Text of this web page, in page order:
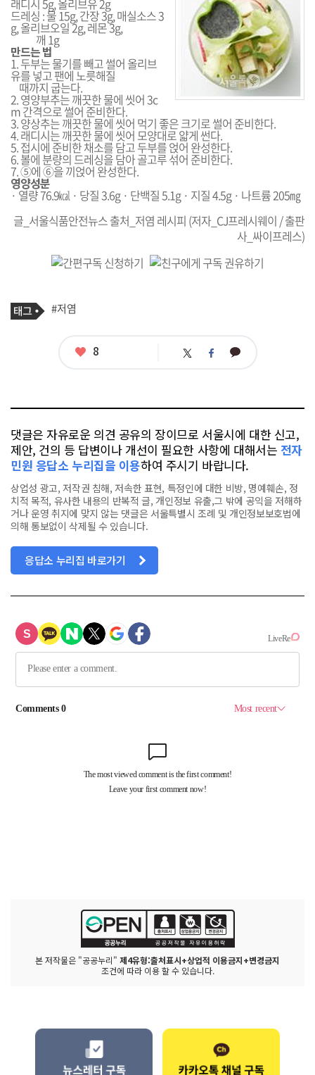
래디시 5g, 올리브유 2g
드레싱 : 물 15g, 간장 3g, 매실소스 3
g, 올리브오일 2g, 레몬 3g,
깨 1g
만드는 법
1. 두부는 물기를 빼고 썰어 올리브
유를 넣고 팬에 노릇해질
때까지 굽는다.
2. 영양부추는 깨끗한 물에 씻어 3c
m 간격으로 썰어 준비한다.
3. 양상추는 깨끗한 물에 씻어 먹기 좋은 크기로 썰어 준비한다.
4. 래디시는 깨끗한 물에 씻어 모양대로 얇게 썬다.
5. 접시에 준비한 채소를 담고 두부를 얹어 완성한다.
6. 볼에 분량의 드레싱을 담아 골고루 섞어 준비한다.
7. ⑤에 ⑥을 끼얹어 완성한다.
영양성분
· 열량 76.9㎉ · 당질 3.6g · 단백질 5.1g · 지질 4.5g · 나트륨 205㎎
글_서울식품안전뉴스 출처_저염 레시피 (저자_CJ프레시웨이 / 출판
사_싸이프레스)
기
사
태
그
#저염
좋
8 트 페 카
댓글은 자유로운 의견 공유의 장이므로 서울시에 대한 신고,
제안, 건의 등 답변이나 개선이 필요한 사항에 대해서는 전자
민원 응답소 누리집을 이용하여 주시기 바랍니다.
상업성 광고, 저작권 침해, 저속한 표현, 특정인에 대한 비방, 명예훼손, 정
치적 목적, 유사한 내용의 반복적 글, 개인정보 유출,그 밖에 공익을 저해하
거나 운영 취지에 맞지 않는 댓글은 서울특별시 조례 및 개인정보보호법에
의해 통보없이 삭제될 수 있습니다.
응답소 누리집 바로가기
본 저작물은 "공공누리" 제4유형:출처표시+상업적 이용금지+변경금지
조건에 따라 이용 할 수 있습니다.